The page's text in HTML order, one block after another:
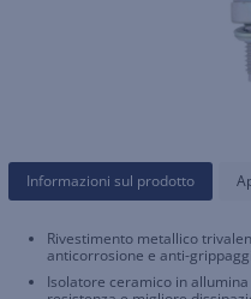
Informazioni sul prodotto
Rivestimento metallico
anticorrosione e anti-
Isolatore ceramico in